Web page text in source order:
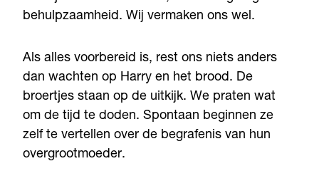
behulpzaamheid. Wij vermaken ons wel.
Als alles voorbereid is, rest ons niets anders
dan wachten op Harry en het brood. De
broertjes staan op de uitkijk. We praten wat
om de tijd te doden. Spontaan beginnen ze
zelf te vertellen over de begrafenis van hun
overgrootmoeder.